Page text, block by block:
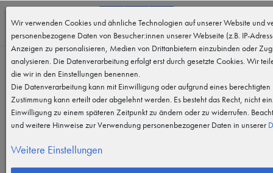
MENÜ 0
Wir verwenden Cookies und ähnliche Technologien auf unserer Website und
personenbezogene Daten von Besucher:innen unserer Webseite (z.B. IP-
Anzeigen zu personalisieren, Medien von Drittanbietern einzubinden oder
analysieren. Die Datenverarbeitung erfolgt erst durch gesetzte Cookies. Wir
die wir in den Einstellungen benennen.
Die Datenverarbeitung kann mit Einwilligung oder aufgrund eines berechtigten
Zustimmung kann erteilt oder abgelehnt werden. Es besteht das Recht, nicht
Einwilligung zu einem späteren Zeitpunkt zu ändern oder zu widerrufen.
und weitere Hinweise zur Verwendung personenbezogener Daten in unserer
Weitere Einstellungen